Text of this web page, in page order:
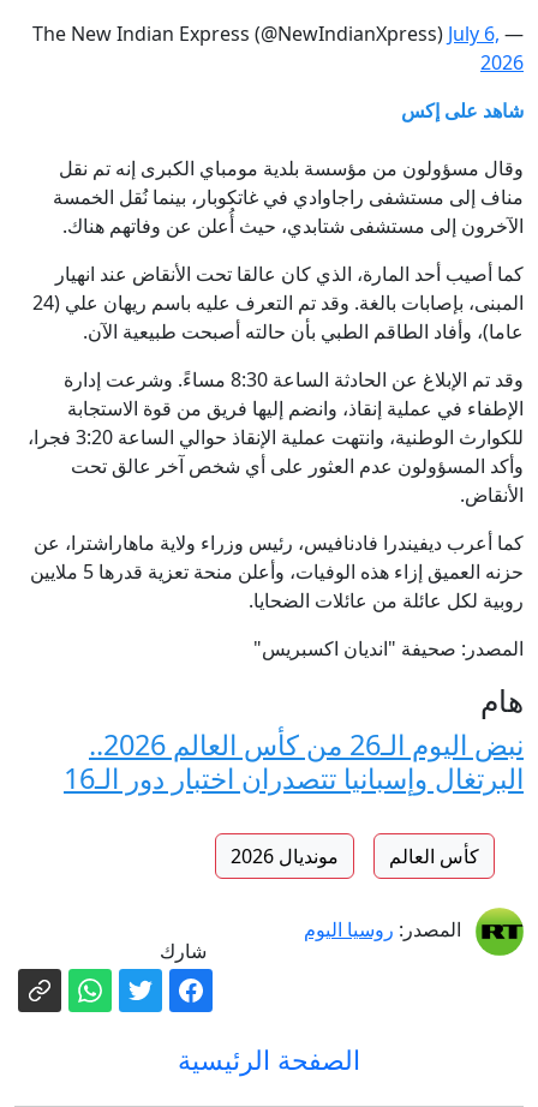
— The New Indian Express (@NewIndianXpress)
July 6,
2026
شاهد على إكس
وقال مسؤولون من مؤسسة بلدية مومباي الكبرى إنه تم نقل
مناف إلى مستشفى راجاوادي في غاتكوبار، بينما نُقل الخمسة
الآخرون إلى مستشفى شتابدي، حيث أُعلن عن وفاتهم هناك.
كما أصيب أحد المارة، الذي كان عالقا تحت الأنقاض عند انهيار
المبنى، بإصابات بالغة. وقد تم التعرف عليه باسم ريهان علي (24
عاما)، وأفاد الطاقم الطبي بأن حالته أصبحت طبيعية الآن.
وقد تم الإبلاغ عن الحادثة الساعة 8:30 مساءً. وشرعت إدارة
الإطفاء في عملية إنقاذ، وانضم إليها فريق من قوة الاستجابة
للكوارث الوطنية، وانتهت عملية الإنقاذ حوالي الساعة 3:20 فجرا،
وأكد المسؤولون عدم العثور على أي شخص آخر عالق تحت
الأنقاض.
كما أعرب ديفيندرا فادنافيس، رئيس وزراء ولاية ماهاراشترا، عن
حزنه العميق إزاء هذه الوفيات، وأعلن منحة تعزية قدرها 5 ملايين
روبية لكل عائلة من عائلات الضحايا.
المصدر: صحيفة "انديان اكسبريس"
هام
نبض اليوم الـ26 من كأس العالم 2026..
البرتغال وإسبانيا تتصدران اختبار دور الـ16
كأس العالم مونديال 2026
المصدر: روسيا اليوم
شارك
الصفحة الرئيسية